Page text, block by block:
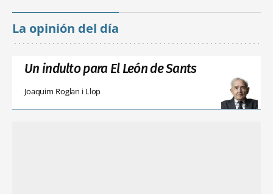
La opinión del día
Un indulto para El León de Sants
Joaquim Roglan i Llop